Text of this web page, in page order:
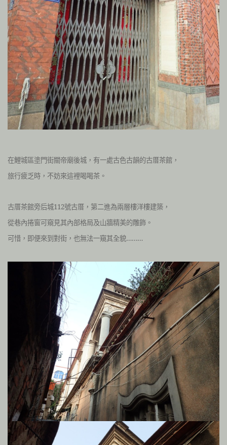
在鯉城區塗門街關帝廟後城， 有一處古色古韻的古厝茶館，
旅行疲乏時， 不妨來這裡喝喝茶。
古厝茶館旁后城112號古厝，第二進為兩層樓洋樓建築，
從巷內捲窗可窺見其內部格局及山牆精美的雕飾。
可惜，即便來到對街，也無法一窺其全貌………